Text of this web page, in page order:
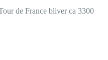
de France bliver ca 3300